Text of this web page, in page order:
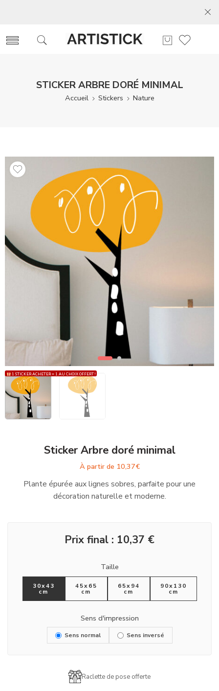
STICKER ARBRE DORÉ MINIMAL
Accueil Stickers Nature
1 STICKER ACHETER = 1 AU CHOIX OFFERT !
Sticker Arbre doré minimal
À partir de 10,37€
Plante épurée aux lignes sobres, parfaite pour une
décoration naturelle et moderne.
Prix final : 10,37 €
Taille
30x43
cm
45x65
cm
65x94
cm
90x130
cm
Sens d'impression
Sens normal Sens inversé
Raclette de pose offerte